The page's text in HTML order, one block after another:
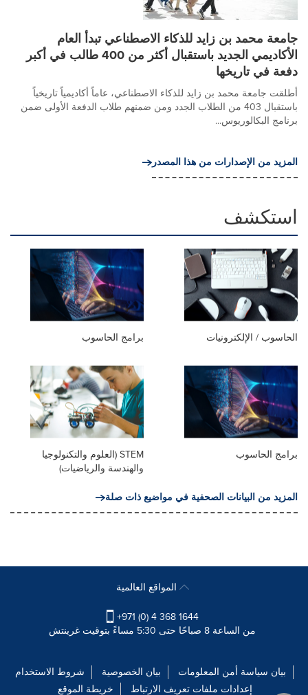
جامعة محمد بن زايد للذكاء الاصطناعي تبدأ العام
الأكاديمي الجديد باستقبال أكثر من 400 طالب في أكبر
دفعة في تاريخها
أطلقت جامعة محمد بن زايد للذكاء الاصطناعي، عاماً أكاديمياً تاريخياً
باستقبال 403 من الطلاب الجدد ومن ضمنهم طلاب الدفعة الأولى ضمن
برنامج البكالوريوس...
المزيد من الإصدارات من هذا المصدر
استكشف
الحاسوب / الإلكترونيات برامج الحاسوب
برامج الحاسوب
STEM (العلوم والتكنولوجيا
والهندسة والرياضيات)
المزيد من البيانات الصحفية في مواضيع ذات صلة
+971 (0) 4 368 1644
من الساعة 8 صباحًا حتى 5:30 مساءً بتوقيت غرينتش
شروط الاستخدام بيان الخصوصية
بيان سياسة أمن المعلومات
خريطة الموقع
إعدادات ملفات تعريف الارتباط